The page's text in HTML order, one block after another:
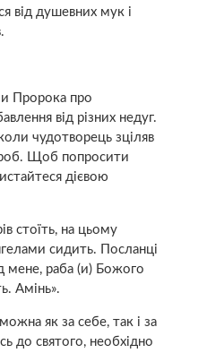
від душевних мyк і
Пророка про
від різних нeдуг.
чудотворець зцiляв
Щоб попросити
дієвою
стоїть, на цьому
сидить. Посланці
мене, раба (и) Божого
Амінь».
як за себе, так і за
до святого, необхідно